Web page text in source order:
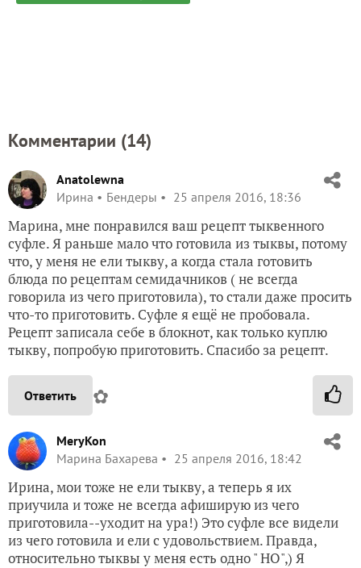
Комментарии (14)
Anatolewna
Ирина
Бендеры 25 апреля 2016, 18:36
Марина, мне понравился ваш рецепт тыквенного
суфле. Я раньше мало что готовила из тыквы, потому
что, у меня не ели тыкву, а когда стала готовить
блюда по рецептам семидачников ( не всегда
говорила из чего приготовила), то стали даже просить
что-то приготовить. Суфле я ещё не пробовала.
Рецепт записала себе в блокнот, как только куплю
тыкву, попробую приготовить. Спасибо за рецепт.
Ответить ✿
MeryKon
Марина Бахарева
25 апреля 2016, 18:42
Ирина, мои тоже не ели тыкву, а теперь я их
приучила и тоже не всегда афиширую из чего
приготовила--уходит на ура!) Это суфле все видели
из чего готовила и ели с удовольствием. Правда,
относительно тыквы у меня есть одно " НО",) Я